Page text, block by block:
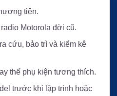
tiện.
Motorola đời cũ.
cứu, bảo trì và kiểm kê
thế phụ kiện tương thích.
trước khi lập trình hoặc